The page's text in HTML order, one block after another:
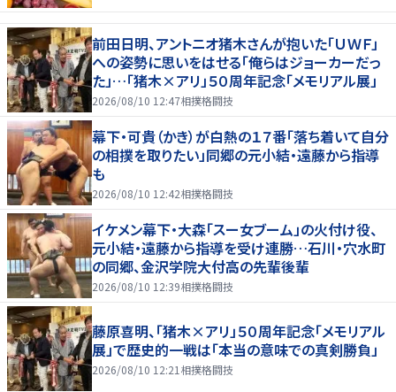
前田日明、アントニオ猪木さんが抱いた「ＵＷＦ」
への姿勢に思いをはせる「俺らはジョーカーだっ
た」…「猪木×アリ」５０周年記念「メモリアル展」
2026/08/10 12:47相撲格闘技
幕下・可貴（かき）が白熱の１７番「落ち着いて自分
の相撲を取りたい」同郷の元小結・遠藤から指導
も
2026/08/10 12:42相撲格闘技
イケメン幕下・大森「スー女ブーム」の火付け役、
元小結・遠藤から指導を受け連勝…石川・穴水町
の同郷、金沢学院大付高の先輩後輩
2026/08/10 12:39相撲格闘技
藤原喜明、「猪木×アリ」５０周年記念「メモリアル
展」で歴史的一戦は「本当の意味での真剣勝負」
2026/08/10 12:21 相撲格闘技